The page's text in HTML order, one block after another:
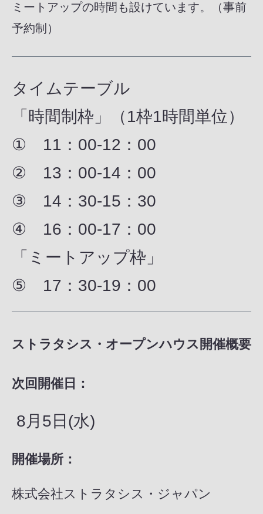
ミートアップの時間も設けています。（事前
予約制）
タイムテーブル
「時間制枠」（1枠1時間単位）
① 11：00-12：00
② 13：00-14：00
③ 14：30-15：30
④ 16：00-17：00
「ミートアップ枠」
⑤ 17：30-19：00
ストラタシス・オープンハウス開催概要
次回開催日：
8月5日(水)
開催場所：
株式会社ストラタシス・ジャパン